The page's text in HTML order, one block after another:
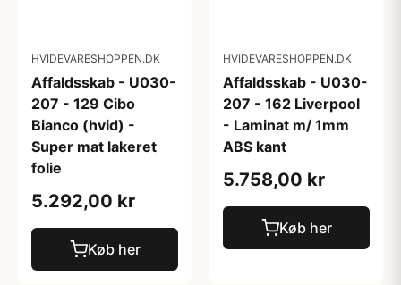
HVIDEVARESHOPPEN.DK
Affaldsskab - U030-
207 - 129 Cibo
Bianco (hvid) -
Super mat lakeret
folie
5.292,00 kr
Køb her
HVIDEVARESHOPPEN.DK
Affaldsskab - U030-
207 - 162 Liverpool
- Laminat m/ 1mm
ABS kant
5.758,00 kr
Køb her